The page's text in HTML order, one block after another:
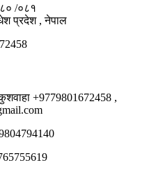
/०८१
प्रदेश , नेपाल
+9779801672458 ,